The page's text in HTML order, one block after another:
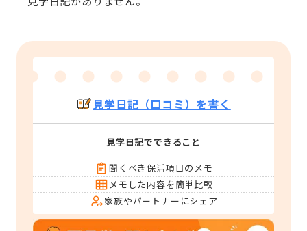
見学日記（口コミ）を書く
見学日記でできること
聞くべき保活項目のメモ
メモした内容を簡単比較
家族やパートナーにシェア